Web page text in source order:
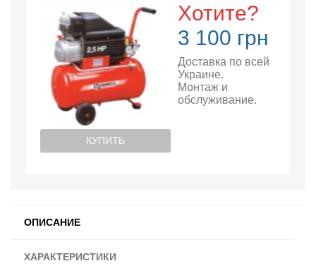
Хотите?
3 100 грн
Доставка по всей
Украине.
Монтаж и
обслуживание.
КУПИТЬ
ОПИСАНИЕ
ХАРАКТЕРИСТИКИ